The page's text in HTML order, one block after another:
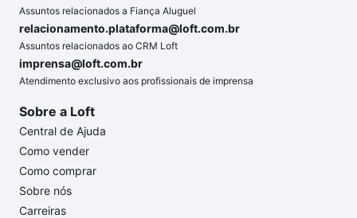
Assuntos relacionados a Fiança Aluguel
relacionamento.plataforma@loft.com.br
Assuntos relacionados ao CRM Loft
imprensa@loft.com.br
Atendimento exclusivo aos profissionais de imprensa
Sobre a Loft
Central de Ajuda
Como vender
Como comprar
Sobre nós
Carreiras